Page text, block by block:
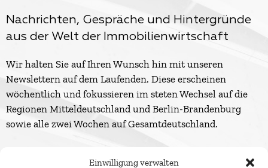
Einwilligung verwalten
Nachrichten, Gespräche und Hintergründe
aus der Welt der Immobilienwirtschaft
Wir halten Sie auf Ihren Wunsch hin mit unseren
Newslettern auf dem Laufenden. Diese erscheinen
wöchentlich und fokussieren im steten Wechsel auf die
Regionen Mitteldeutschland und Berlin-Brandenburg
sowie alle zwei Wochen auf Gesamtdeutschland.